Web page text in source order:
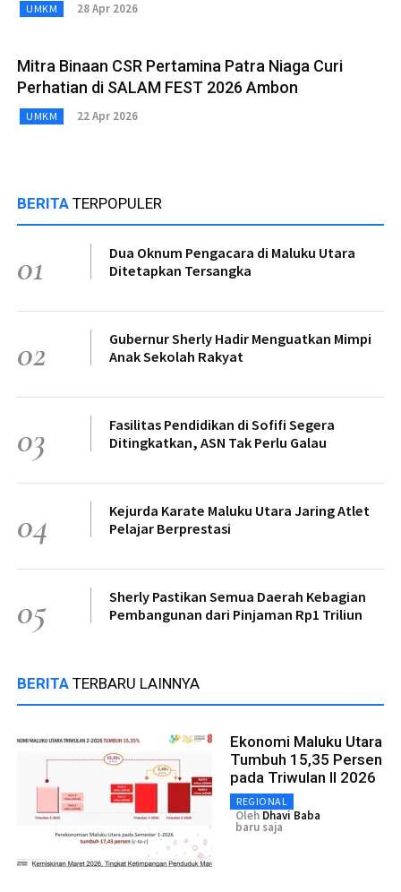
UMKM 28 Apr 2026
Mitra Binaan CSR Pertamina Patra Niaga Curi
Perhatian di SALAM FEST 2026 Ambon
UMKM 22 Apr 2026
BERITA TERPOPULER
01
Dua Oknum Pengacara di Maluku Utara
Ditetapkan Tersangka
02
Gubernur Sherly Hadir Menguatkan Mimpi
Anak Sekolah Rakyat
03
Fasilitas Pendidikan di Sofifi Segera
Ditingkatkan, ASN Tak Perlu Galau
04
Kejurda Karate Maluku Utara Jaring Atlet
Pelajar Berprestasi
05
Sherly Pastikan Semua Daerah Kebagian
Pembangunan dari Pinjaman Rp1 Triliun
BERITA TERBARU LAINNYA
Ekonomi Maluku Utara
Tumbuh 15,35 Persen
pada Triwulan II 2026
REGIONAL
Oleh Dhavi Baba
baru saja